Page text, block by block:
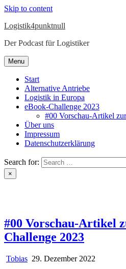
Skip to content
Logistik4punktnull
Der Podcast für Logistiker
Menu
Start
Alternative Antriebe
Logistik in Europa
eBook-Challenge 2023
#00 Vorschau-Artikel
Über uns
Impressum
Datenschutzerklärung
Search for:
×
#00 Vorschau-Artikel
Challenge 2023
Tobias 29. Dezember 2022